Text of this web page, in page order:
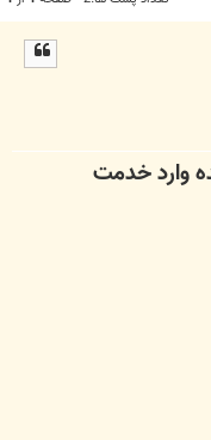
وارد خدمت